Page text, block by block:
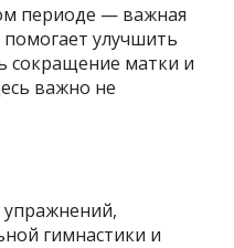
периоде — важная
помогает улучшить
сокращение матки и
важно не
упражнений,
гимнастики и